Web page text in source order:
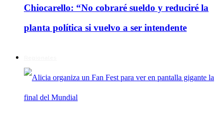
Chiocarello: “No cobraré sueldo y reduciré la
planta política si vuelvo a ser intendente